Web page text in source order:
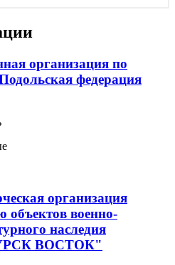
организация по
федерация
организация
объектов военно-
наследия
ВОСТОК"